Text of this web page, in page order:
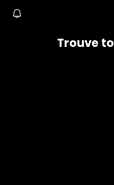
Trouve to